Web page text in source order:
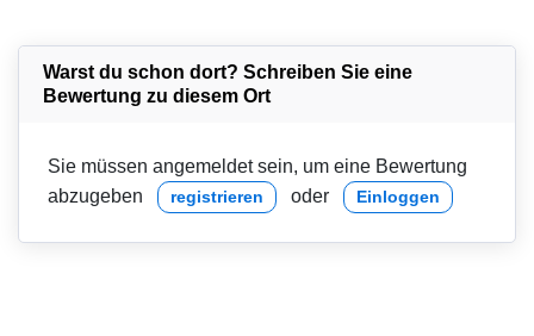
Warst du schon dort? Schreiben Sie eine
Bewertung zu diesem Ort
Sie müssen angemeldet sein, um eine Bewertung
abzugeben
registrieren oder Einloggen